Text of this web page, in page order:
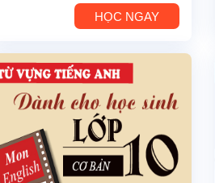
HỌC NGAY